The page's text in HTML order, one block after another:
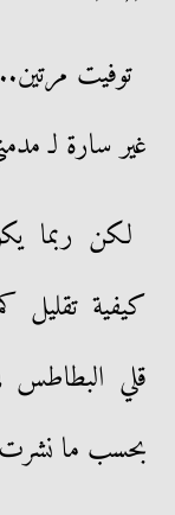
توفيت
غير سارة لـ
لكن ربما
كيفية تقليل
قلي البطاطس
بحسب ما نشرت